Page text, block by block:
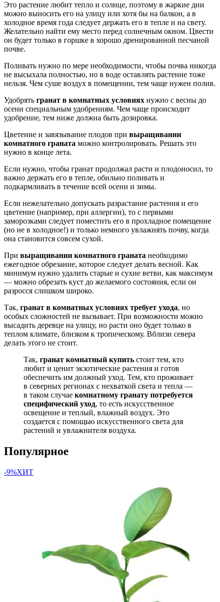
Это растение любит тепло и солнце, поэтому в жаркие дни
можно выносить его на улицу или хотя бы на балкон, а в
холодное время года следует держать его в тепле и на свету.
Желательно найти ему место перед солнечным окном. Цвести
он будет только в горшке в хорошо дренированной песчаной
почве.
Поливать нужно по мере необходимости, чтобы почва никогда
не высыхала полностью, но в воде оставлять растение тоже
нельзя. Чем суше воздух в помещении, тем чаще нужен полив.
Удобрять гранат в комнатных условиях нужно с весны до
осени специальным удобрениям. Чем чаще происходит
удобрение, тем ниже должна быть дозировка.
Цветение и завязывание плодов при выращивании
комнатного граната можно контролировать. Решать это
нужно в конце лета.
Если нужно, чтобы гранат продолжал расти и плодоносил, то
важно держать его в тепле, обильно поливать и
подкармливать в течение всей осени и зимы.
Если нежелательно допускать разрастание растения и его
цветение (например, при аллергии), то с первыми
заморозками следует поместить его в прохладное помещение
(но не в холодное!) и только немного увлажнять почву, когда
она становится совсем сухой.
При выращивании комнатного граната необходимо
ежегодное обрезание, которое следует делать весной. Как
минимум нужно удалить старые и сухие ветви, как максимум
— можно обрезать куст до желаемого состояния, если он
разросся слишком широко.
Так, гранат в комнатных условиях требует ухода, но
особых сложностей не вызывает. При возможности можно
высадить деревце на улицу, но расти оно будет только в
теплом климате, близком к тропическому. Вблизи севера
делать этого не стоит.
Так, гранат комнатный купить стоит тем, кто
любит и ценит экзотические растения и готов
обеспечить им должный уход. Тем, кто проживает
в северных регионах с нехваткой света и тепла —
в таком случае комнатному гранату потребуется
специфический уход, то есть искусственное
освещение и теплый, влажный воздух. Это
создается с помощью искусственного света для
растений и увлажнителя воздуха.
Популярное
-9%ХИТ